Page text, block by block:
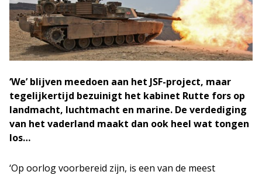
‘We’ blijven meedoen aan het JSF-project, maar
tegelijkertijd bezuinigt het kabinet Rutte fors op
landmacht, luchtmacht en marine. De verdediging
van het vaderland maakt dan ook heel wat tongen
los…
‘Op oorlog voorbereid zijn, is een van de meest